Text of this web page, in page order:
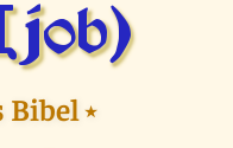
Bibel⭑